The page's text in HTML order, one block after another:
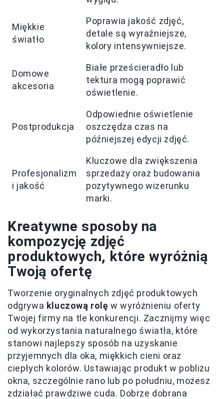
Miękkie
światło
Poprawia jakość zdjęć,
detale są wyraźniejsze,
kolory intensywniejsze.
Domowe
akcesoria
Białe prześcieradło lub
tektura mogą poprawić
oświetlenie.
Postprodukcja
Odpowiednie oświetlenie
oszczędza czas na
późniejszej edycji zdjęć.
Profesjonalizm
i jakość
Kluczowe dla zwiększenia
sprzedaży oraz budowania
pozytywnego wizerunku
marki.
Kreatywne sposoby na
kompozycję zdjęć
produktowych, które wyróżnią
Twoją ofertę
Tworzenie oryginalnych zdjęć produktowych
odgrywa kluczową rolę w wyróżnieniu oferty
Twojej firmy na tle konkurencji. Zacznijmy więc
od wykorzystania naturalnego światła, które
stanowi najlepszy sposób na uzyskanie
przyjemnych dla oka, miękkich cieni oraz
ciepłych kolorów. Ustawiając produkt w pobliżu
okna, szczególnie rano lub po południu, możesz
zdziałać prawdziwe cuda. Dobrze dobrana